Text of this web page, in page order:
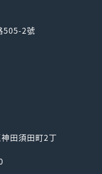
505-2號
田須田町2丁